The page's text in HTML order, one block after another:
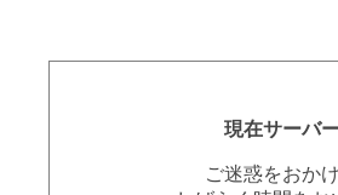
現在サーバ
ご迷惑をおか